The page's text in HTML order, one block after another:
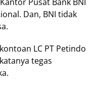
Dan, BNI tidak
LC PT Petindo
tegas